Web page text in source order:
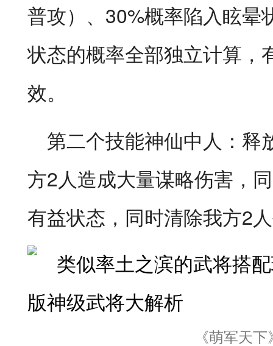
普攻）、30%概率陷入眩晕
状态的概率全部独立计算，
效。
第二个技能神仙中人：释
方2人造成大量谋略伤害，
有益状态，同时清除我方2
《萌军天